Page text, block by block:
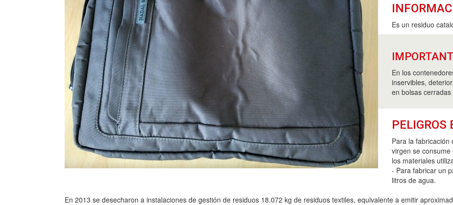
Es un residuo
En los
inservibles,
en bolsas
PELIGROS
Para la
virgen se
los materiales
- Para fabricar un
litros de agua.
En 2013 se desecharon a instalaciones de gestión de residuos 18.072 kg de residuos textiles, equivalente a emitir